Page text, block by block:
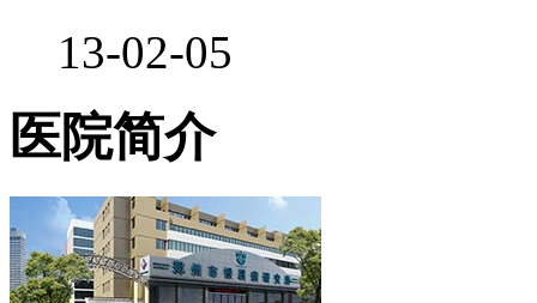
13-02-05
医院简介